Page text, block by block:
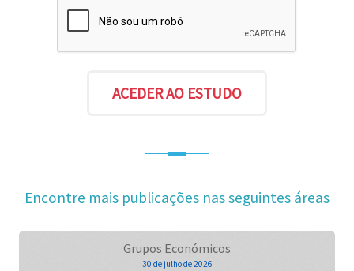
Encontre mais publicações nas seguintes áreas
Grupos Económicos
30 de julho de 2026